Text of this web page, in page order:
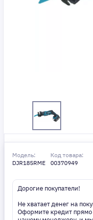
Модель:
DJR185RME
Код товара:
00370949
Дорогие покупатели!
Не хватает денег на
Оформите кредит